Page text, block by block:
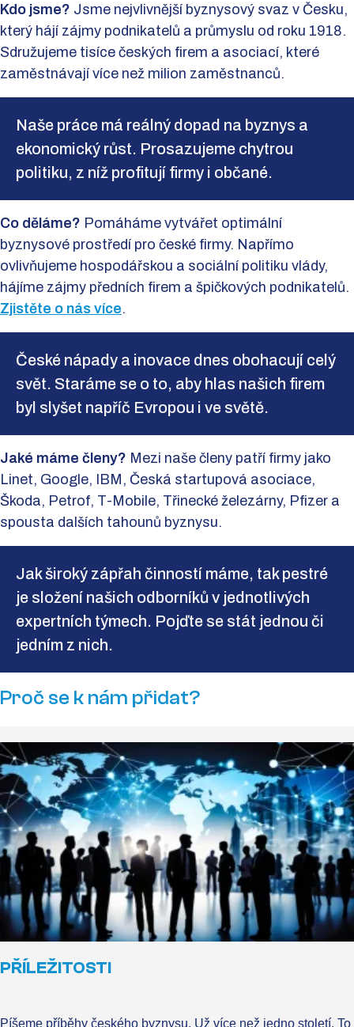
Kdo jsme? Jsme nejvlivnější byznysový svaz v Česku,
který hájí zájmy podnikatelů a průmyslu od roku 1918.
Sdružujeme tisíce českých firem a asociací, které
zaměstnávají více než milion zaměstnanců.
Naše práce má reálný dopad na byznys a
ekonomický růst. Prosazujeme chytrou
politiku, z níž profitují firmy i občané.
Co děláme? Pomáháme vytvářet optimální
byznysové prostředí pro české firmy. Napřímo
ovlivňujeme hospodářskou a sociální politiku vlády,
hájíme zájmy předních firem a špičkových podnikatelů.
Zjistěte o nás více.
České nápady a inovace dnes obohacují celý
svět. Staráme se o to, aby hlas našich firem
byl slyšet napříč Evropou i ve světě.
Jaké máme členy? Mezi naše členy patří firmy jako
Linet, Google, IBM, Česká startupová asociace,
Škoda, Petrof, T-Mobile, Třinecké železárny, Pfizer a
spousta dalších tahounů byznysu.
Jak široký zápřah činností máme, tak pestré
je složení našich odborníků v jednotlivých
expertních týmech. Pojďte se stát jednou či
jedním z nich.
Proč se k nám přidat?
PŘÍLEŽITOSTI
Píšeme příběhy českého byznysu. Už více než jedno století. To